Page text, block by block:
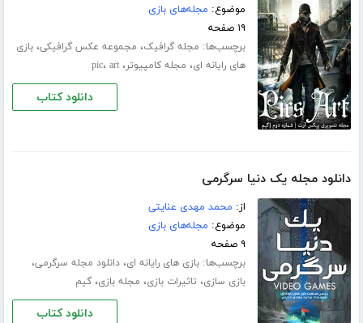
موضوع: مجله‌های بازی
۱۹ صفحه
برچسب‌ها: مجله گرافیک، مجموعه عکس گرافیکی،بازی
های رایانه ای، مجله کامپیوتر، pic، art
دانلود کتاب
دانلود مجله یک دنیا سرگرمی
از: محمد مهدی عنایتی
موضوع: مجله‌های بازی
۹ صفحه
برچسب‌ها:بازی های رایانه ای،دانلود مجله سرگرمی،
بازی سازی، تاثیرات بازی، مجله بازی،گیم
دانلود کتاب